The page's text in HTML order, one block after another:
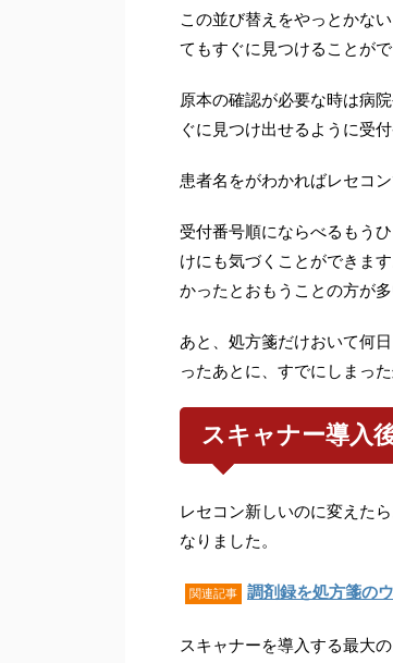
この並び替えをやっとかな
てもすぐに見つけることがで
原本の確認が必要な時は病
ぐに見つけ出せるように受
患者名をがわかればレセコ
受付番号順にならべるもう
けにも気づくことができま
かったとおもうことの方が多
あと、処方箋だけおいて何
ったあとに、すでにしまっ
スキャナー導入
レセコン新しいのに変えた
なりました。
関連記事 調剤録を処方箋の
スキャナーを導入する最大